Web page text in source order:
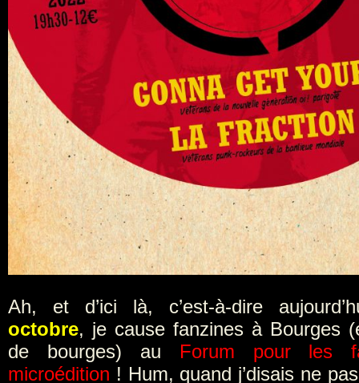
Ah, et d’ici là, c’est-à-dire
octobre, je cause fanzines à Bourges
de bourges) au Forum pour les
microédition ! Hum, quand j’disais ne